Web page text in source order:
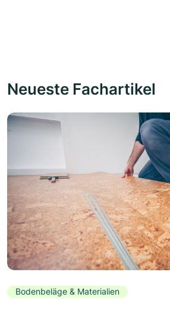
Neueste Fachartikel
Bodenbeläge & Materialien